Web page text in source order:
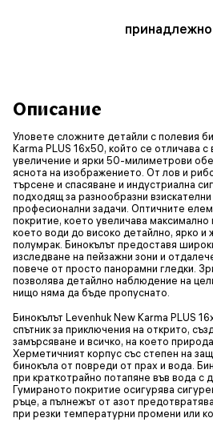
Описание
Уловете сложните детайли с полевия
Karma PLUS 16x50, който се отличава с
увеличение и ярки 50-милиметрови
яснота на изображението. От лов и
търсене и спасяване и индустриална
подходящ за разнообразни
професионални задачи. Оптичните
покритие, което увеличава максимално
което води до високо детайлно, ярко
полумрак. Бинокълът предоставя
изследване на пейзажни зони и
повече от просто панорамни гледки.
позволява детайлно наблюдение на
нищо няма да бъде пропуснато.
Бинокълът Levenhuk New Karma PLUS
спътник за приключения на открито,
замърсяване и всичко, на което
Херметичният корпус със степен на
бинокъла от повреди от прах и вода.
при краткотрайно потапяне във вода с
Гумираното покритие осигурява
ръце, а пълнежът от азот
при резки температурни промени или